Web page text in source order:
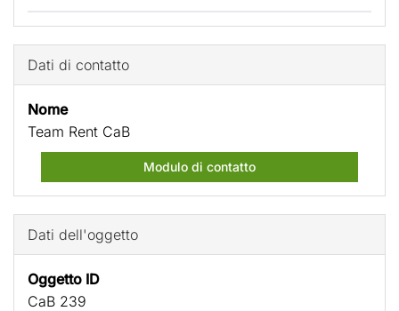
Dati di contatto
Nome
Team Rent CaB
Modulo di contatto
Dati dell'oggetto
Oggetto ID
CaB 239